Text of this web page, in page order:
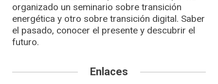
organizado un seminario sobre transición
energética y otro sobre transición digital. Saber
el pasado, conocer el presente y descubrir el
futuro.
Enlaces